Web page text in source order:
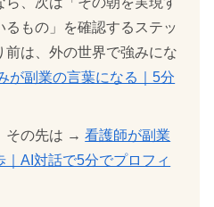
るもの」を確認するステッ
前は、外の世界で強みにな
が副業の言葉になる｜5分
その先は →看護師が副業
AI対話で5分でプロフィ